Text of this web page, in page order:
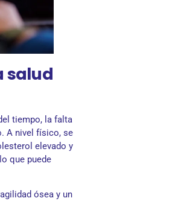
salud
tiempo, la falta
A nivel físico, se
elevado y
que puede
ósea y un